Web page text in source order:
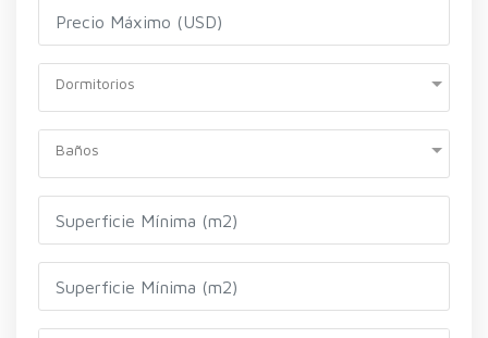
Dormitorios
Baños